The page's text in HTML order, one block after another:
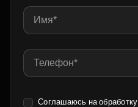
Соглашаюсь на обработку